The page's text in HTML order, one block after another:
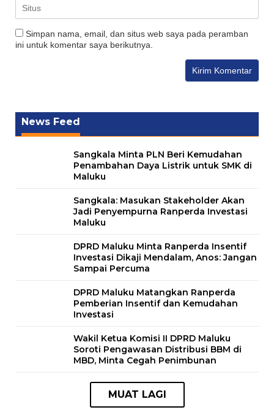
Simpan nama, email, dan situs web saya pada peramban
ini untuk komentar saya berikutnya.
News Feed
Sangkala Minta PLN Beri Kemudahan
Penambahan Daya Listrik untuk SMK di
Maluku
Sangkala: Masukan Stakeholder Akan
Jadi Penyempurna Ranperda Investasi
Maluku
DPRD Maluku Minta Ranperda Insentif
Investasi Dikaji Mendalam, Anos: Jangan
Sampai Percuma
DPRD Maluku Matangkan Ranperda
Pemberian Insentif dan Kemudahan
Investasi
Wakil Ketua Komisi II DPRD Maluku
Soroti Pengawasan Distribusi BBM di
MBD, Minta Cegah Penimbunan